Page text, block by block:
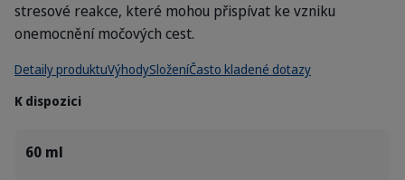
stresové reakce, které mohou přispívat ke vzniku
onemocnění močových cest.
Detaily produktuVýhodySloženíČasto kladené dotazy
K dispozici
60 ml